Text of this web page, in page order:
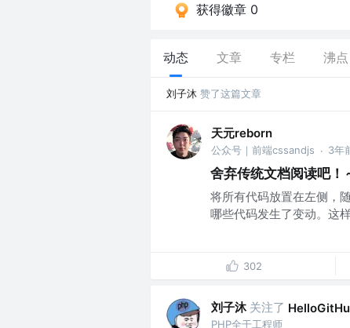
获得徽章 0
动态 文章 专栏 沸点
刘子沐 赞了这篇文章
天元reborn
公众号｜前端cssandjs · 3年
舍弃传统文档阅读吧
将所有代码放置在左侧，
哪些代码发生了变动。这
302
刘子沐 关注了
PHP全干工程师